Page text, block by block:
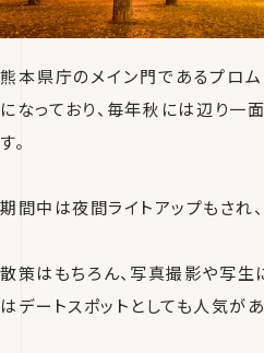
熊本県庁のメイン門であるプロ
になっており、毎年秋には辺り一
す。
期間中は夜間ライトアップもされ
散策はもちろん、写真撮影や写生
はデートスポットとしても人気があ